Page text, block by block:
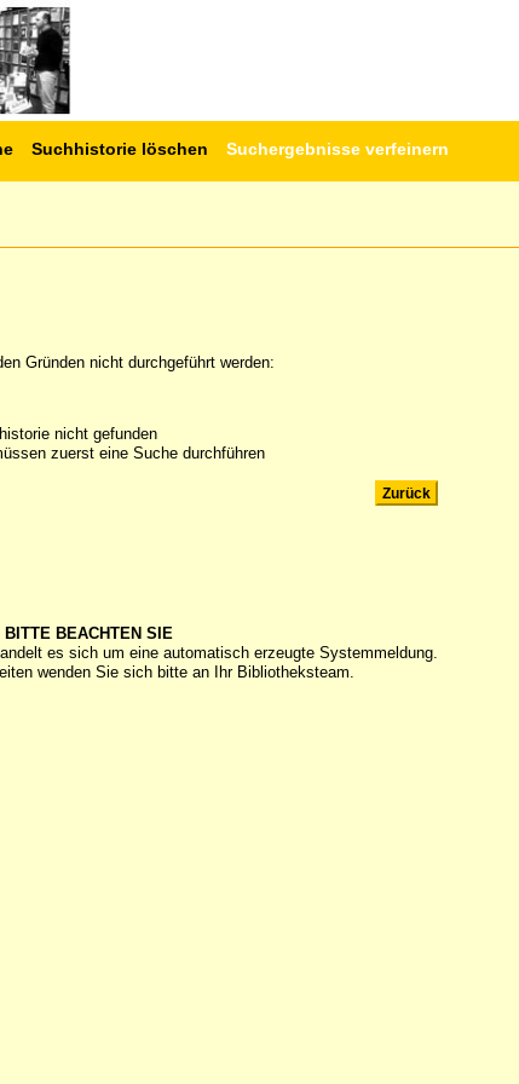
Suchhistorie löschen Suchergebnisse verfeinern
Gründen nicht durchgeführt werden:
nicht gefunden
zuerst eine Suche durchführen
BITTE BEACHTEN SIE
es sich um eine automatisch erzeugte Systemmeldung.
wenden Sie sich bitte an Ihr Bibliotheksteam.